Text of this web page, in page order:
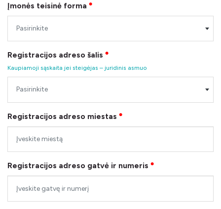
Įmonės teisinė forma ●
Pasirinkite
Registracijos adreso šalis ●
Kaupiamoji sąskaita jei steigėjas – juridinis asmuo
Pasirinkite
Registracijos adreso miestas ●
Registracijos adreso gatvė ir numeris ●